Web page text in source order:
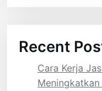
Recent
Cara Kerja